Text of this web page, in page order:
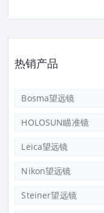
热销产品
Bosma望远镜
HOLOSUN瞄准镜
Leica望远镜
Nikon望远镜
Steiner望远镜